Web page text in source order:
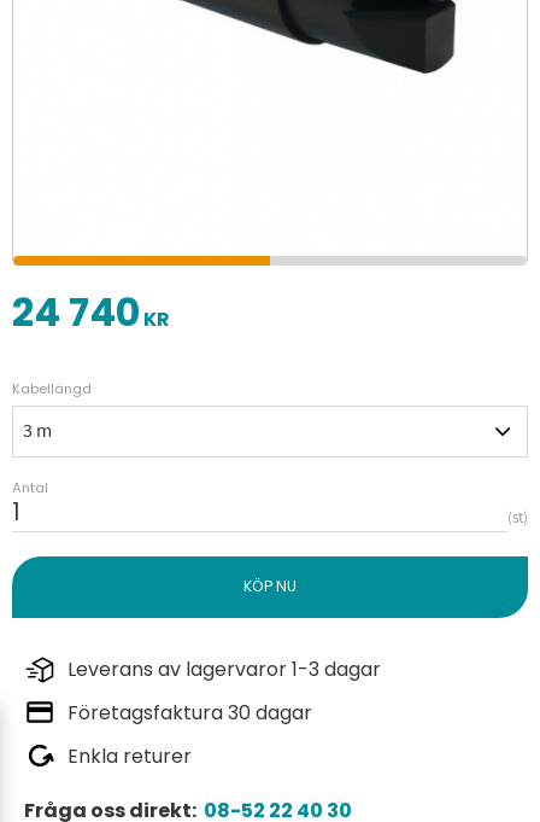
24 740 KR
Kabellängd
Antal
st
Leverans av lagervaror 1-3 dagar
Företagsfaktura 30 dagar
Enkla returer
Fråga oss direkt: 08-52 22 40 30